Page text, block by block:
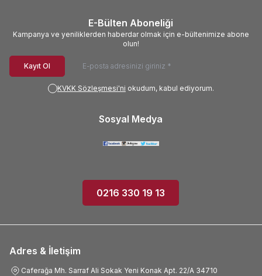
E-Bülten Aboneliği
Kampanya ve yeniliklerden haberdar olmak için e-bültenimize abone
olun!
Kayıt Ol
KVKK Sözleşmesi'ni okudum, kabul ediyorum.
Sosyal Medya
0216 330 19 13
Adres & İletişim
Caferağa Mh. Sarraf Ali Sokak Yeni Konak Apt. 22/A 34710